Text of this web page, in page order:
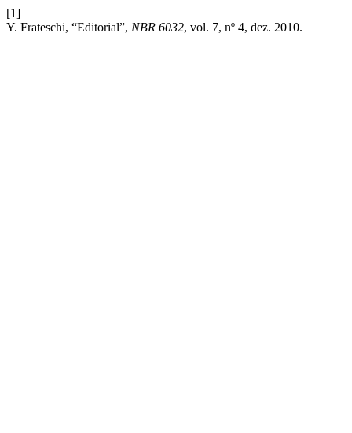
[1]
Y. Frateschi, “Editorial”, NBR 6032, vol. 7, nº 4, dez. 2010.